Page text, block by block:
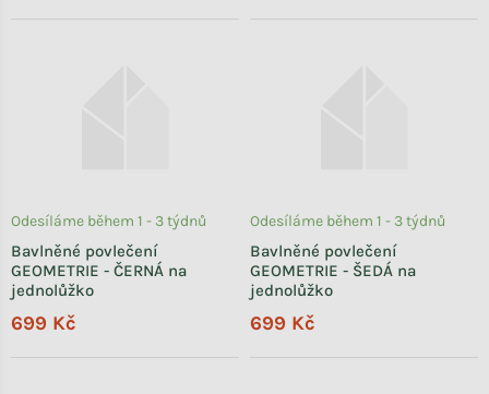
Bavlněné povlečení
GEOMETRIE - ČERNÁ na
jednolůžko
Odesíláme během 1 - 3 týdnů
699 Kč
Bavlněné povlečení
GEOMETRIE - ŠEDÁ na
jednolůžko
Odesíláme během 1 - 3 týdnů
699 Kč